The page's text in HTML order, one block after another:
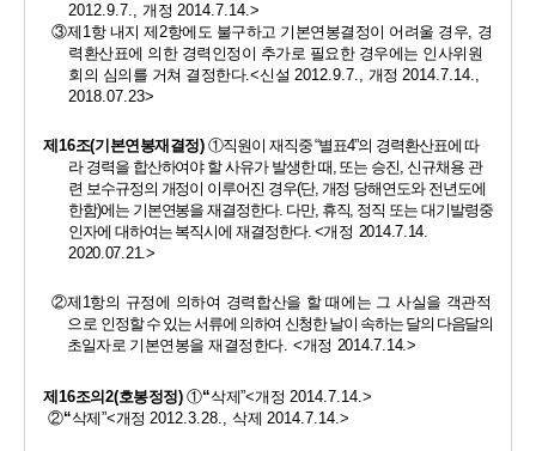
2012.9.7., 개정 2014.7.14.>
③제 1 항 내지 제 2항에도 불구하고 기본연봉결정이 어려울 경우 경
력환산표에 의한 경력인정이 추가로 필요한 경우에는 인사위원
회의 심의를 거쳐 결정한다.<신설 2012.9.7., 개정 2014.7.14.,
2018.07.23>
제16조(기본연봉재결정) ①직원이 재직중 “별표4”의 경력환산표에 따
라 경력을 합산하여야 할 사유가 발생한 때 또는 승진 신규채용 관
련 보수규정의 개정이 이루어진 경우(단, 개정 당해연도와 전년도에
한함)에는 기본연봉을 재결정한다. 다만, 휴직 정직 또는 대기발령중
인자에 대하여는 복직시에 재결정한다. <개정 2014.7.14.
2020.07.21.>
②제 1항의 규정에 의하여 경력합산을 할 때에는 그 사실을 객관적
으 로 인정할 수 있는 서류에 의하여 신청한 날이 속하는 달의 다음달의
초일자로 기본연봉을 재결정한다. <개정 2014.7.14.>
제16조의2(호봉정정) ①“삭제”<개정 2014.7.14.>
②“삭제”<개정 2012.3.28., 삭제 2014.7.14.>